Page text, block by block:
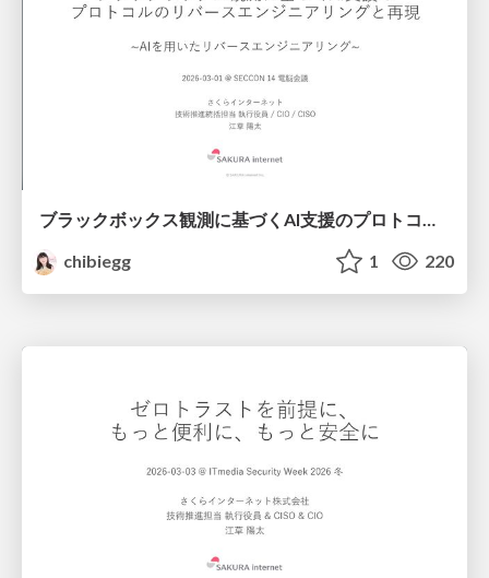
ブラックボックス観測に基づくAI支援のプロトコルのリバースエンジニアリングと再現 ~AIを用いたリバースエンジニアリング~ @ SECCON 14 電脳会議 / Reverse Engineering and Reproduction of an AI-Assisted Protocol Based on Black-Box Observation @ SECCON 14 DENNO-KAIGI
chibiegg
1 220